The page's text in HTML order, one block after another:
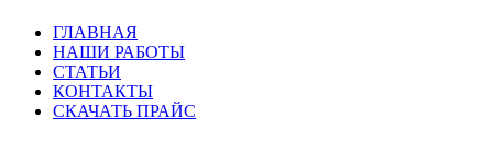
ГЛАВНАЯ
НАШИ РАБОТЫ
СТАТЬИ
КОНТАКТЫ
СКАЧАТЬ ПРАЙС